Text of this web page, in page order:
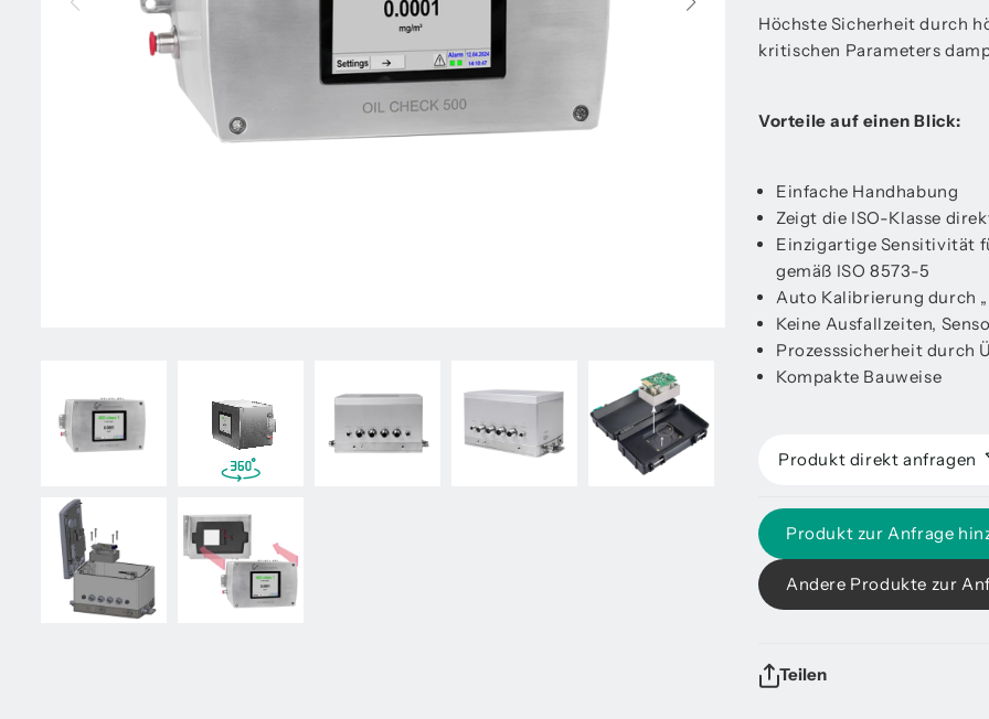
Höchste Sicherheit durch
kritischen Parameters
Vorteile auf einen Blick:
Einfache Handhabung
Zeigt die ISO-Klasse
Einzigartige Sensitivität
gemäß ISO 8573-5
Auto Kalibrierung durch
Keine Ausfallzeiten,
Prozesssicherheit durch
Kompakte Bauweise
Produkt direkt anfragen
Produkt zur Anfrage
Andere Produkte zur
Teilen